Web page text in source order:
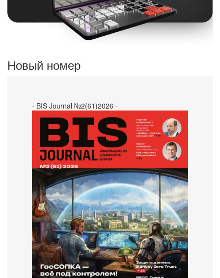
Новый номер
- BIS Journal №2(61)2026 -